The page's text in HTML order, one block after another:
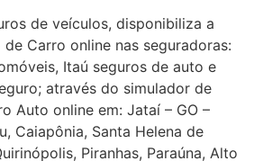
de veículos, disponibiliza a
Carro online nas seguradoras:
Itaú seguros de auto e
através do simulador de
Auto online em: Jataí – GO –
Caiapônia, Santa Helena de
Piranhas, Paraúna, Alto